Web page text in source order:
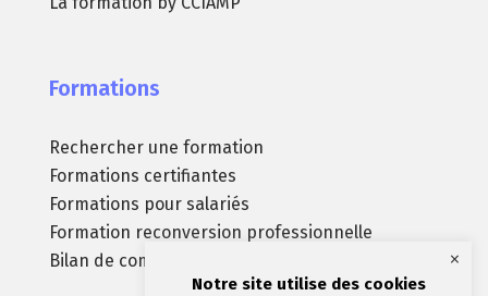
Formations
Rechercher une formation
Formations certifiantes
Formations pour salariés
Formation reconversion professionnelle
Bilan de compétences
Notre site utilise des cookies
×